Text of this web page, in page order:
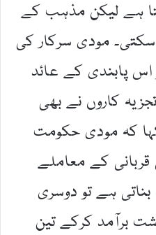
ہے لیکن مذہب کے
مودی سرکار کی
پابندی کے عائد
کاروں نے بھی
کہا کہ مودی حکومت
کے معاملے
ہے تو دوسری
برآمد کرکے تین